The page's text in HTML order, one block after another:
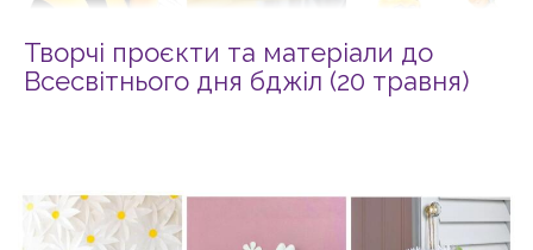
Творчі проєкти та матеріали до
Всесвітнього дня бджіл (20 травня)